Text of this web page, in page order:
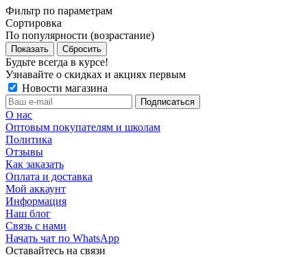
Фильтр по параметрам
Сортировка
По популярности (возрастание)
Сбросить
Будьте всегда в курсе!
Узнавайте о скидках и акциях первым
Новости магазина
О нас
Оптовым покупателям и школам
Политика
Отзывы
Как заказать
Оплата и доставка
Мой аккаунт
Информация
Наш блог
Связь с нами
Начать чат по WhatsApp
Оставайтесь на связи